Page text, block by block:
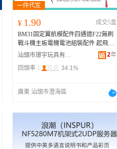
¥ 1.90
成交5盒
BM31固定翼航模配件四通道F22無刷
戰斗機主板電機電池組裝配件 起飛全
重 0-250g（不含）汕頭市璟宇玩具有限公司 2年
回頭率：
34.1%
廣東 汕頭市澄海區